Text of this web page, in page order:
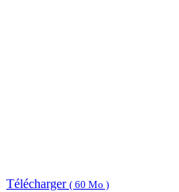
Télécharger ( 60 Mo )